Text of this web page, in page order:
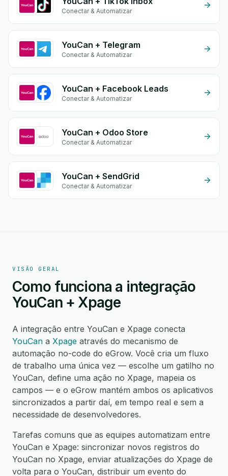
Conectar & Automatizar
YouCan + Telegram
Conectar & Automatizar
YouCan + Facebook Leads
Conectar & Automatizar
YouCan + Odoo Store
Conectar & Automatizar
YouCan + SendGrid
Conectar & Automatizar
VISÃO GERAL
Como funciona a integração
YouCan + Xpage
A integração entre YouCan e Xpage conecta
YouCan a Xpage através do mecanismo de
automação no-code do eGrow. Você cria um fluxo
de trabalho uma única vez — escolhe um gatilho no
YouCan, define uma ação no Xpage, mapeia os
campos — e o eGrow mantém ambos os aplicativos
sincronizados a partir daí, em tempo real e sem a
necessidade de desenvolvedores.
Tarefas comuns que as equipes automatizam entre
YouCan e Xpage: sincronizar novos registros do
YouCan no Xpage, enviar atualizações do Xpage de
volta para o YouCan, distribuir um evento do